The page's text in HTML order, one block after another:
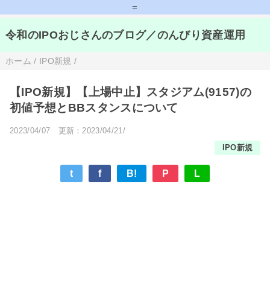
=
令和のIPOおじさんのブログ／のんびり資産運用
ホーム / IPO新規 /
【IPO新規】【上場中止】スタジアム(9157)の
初値予想とBBスタンスについて
2023/04/07 更新：2023/04/21/
IPO新規
t f B! P L